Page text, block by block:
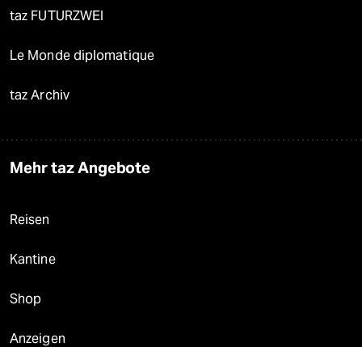
taz FUTURZWEI
Le Monde diplomatique
taz Archiv
Mehr taz Angebote
Reisen
Kantine
Shop
Anzeigen